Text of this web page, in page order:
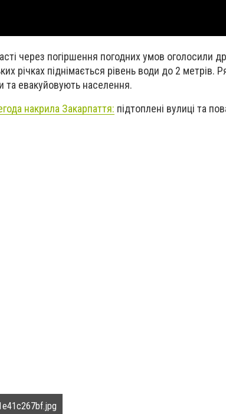
через погіршення погодних умов оголосили
річках піднімається рівень води до 2 метрів.
та евакуйовують населення.
накрила Закарпаття: підтоплені вулиці та